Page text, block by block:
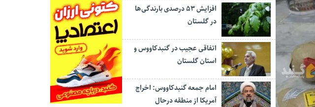
افزایش ۵۳ درصدی بارندگی‌ها
در گلستان
اتفاقی عجیب در‌ گنبدکاووس و
استان گلستان
امام جمعه گنبدکاووس: اخراج
آمریکا از منطقه درحال